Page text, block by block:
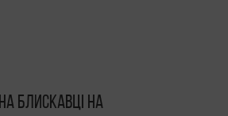
блискавці на